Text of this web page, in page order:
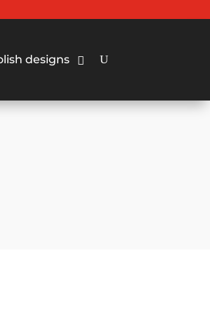
designs